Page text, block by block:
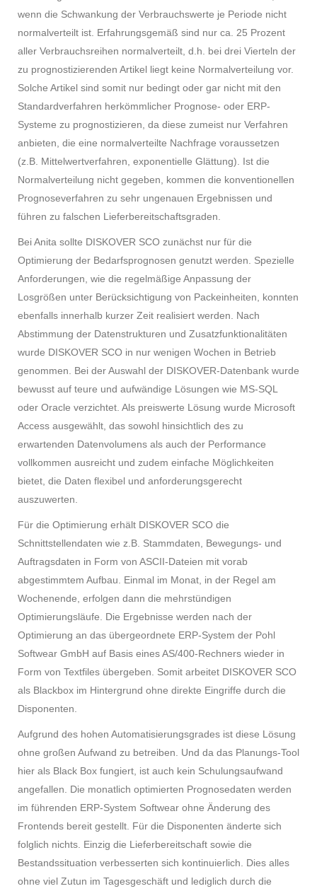
wenn die Schwankung der Verbrauchswerte je Periode nicht
normalverteilt ist. Erfahrungsgemäß sind nur ca. 25 Prozent
aller Verbrauchsreihen normalverteilt, d.h. bei drei Vierteln der
zu prognostizierenden Artikel liegt keine Normalverteilung vor.
Solche Artikel sind somit nur bedingt oder gar nicht mit den
Standardverfahren herkömmlicher Prog­nose- oder ERP-
Systeme zu prognostizieren, da diese zumeist nur Verfahren
anbieten, die eine normalverteilte Nachfrage voraussetzen
(z.B. Mittelwertverfahren, exponentielle Glättung). Ist die
Normalverteilung nicht gegeben, kommen die konventionellen
Prognoseverfahren zu sehr ungenauen Ergebnissen und
führen zu falschen Lieferbereitschaftsgraden.
Bei Anita sollte DISKOVER SCO zunächst nur für die
Optimierung der Bedarfsprognosen genutzt werden. Spezielle
Anforderungen, wie die regelmäßige Anpassung der
Losgrößen unter Berücksichtigung von Packeinheiten, konnten
ebenfalls innerhalb kurzer Zeit realisiert werden. Nach
Abstimmung der Datenstrukturen und Zusatzfunktionalitäten
wurde DISKOVER SCO in nur wenigen Wochen in Betrieb
genommen. Bei der Auswahl der DISKOVER-Datenbank wurde
bewusst auf teure und aufwändige Lösungen wie MS-SQL
oder Oracle verzichtet. Als preiswerte Lösung wurde Microsoft
Access ausgewählt, das sowohl hinsichtlich des zu
erwartenden Datenvolumens als auch der Performance
vollkommen ausreicht und zudem einfache Möglichkeiten
bietet, die Daten flexibel und anforderungsgerecht
auszuwerten.
Für die Optimierung erhält DISKOVER SCO die
Schnittstellendaten wie z.B. Stammdaten, Bewegungs- und
Auftragsdaten in Form von ASCII-Dateien mit vorab
abgestimmtem Aufbau. Einmal im Monat, in der Regel am
Wochenende, erfolgen dann die mehrstündigen
Optimierungsläufe. Die Ergebnisse werden nach der
Optimierung an das übergeordnete ERP-System der Pohl
Softwear GmbH auf Basis eines AS/400-Rechners wieder in
Form von Textfiles übergeben. Somit arbeitet DISKOVER SCO
als Blackbox im Hintergrund ohne direkte Eingriffe durch die
Disponenten.
Aufgrund des hohen Automatisierungsgrades ist diese Lösung
ohne großen Aufwand zu betreiben. Und da das Planungs-Tool
hier als Black Box fungiert, ist auch kein Schulungsaufwand
angefallen. Die monatlich optimierten Prognosedaten werden
im führenden ERP-System Softwear ohne Änderung des
Frontends bereit gestellt. Für die Disponenten änderte sich
folglich nichts. Einzig die Lieferbereitschaft sowie die
Bestandssituation verbesserten sich kontinuierlich. Dies alles
ohne viel Zutun im Tagesgeschäft und lediglich durch die